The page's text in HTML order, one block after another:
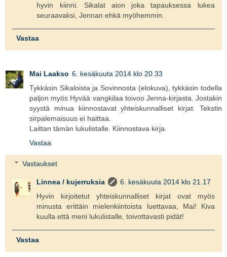
hyvin kiinni. Sikalat aion joka tapauksessa lukea
seuraavaksi, Jennan ehkä myöhemmin.
Vastaa
Mai Laakso 6. kesäkuuta 2014 klo 20.33
Tykkäsin Sikaloista ja Sovinnosta (elokuva), tykkäsin todella
paljon myös Hyvää vangkilaa toivoo Jenna-kirjasta. Jostakin
syystä minua kiinnostavat yhteiskunnalliset kirjat. Tekstin
sirpalemaisuus ei haittaa.
Laittan tämän lukulistalle. Kiinnostava kirja.
Vastaa
Vastaukset
Linnea / kujerruksia
6. kesäkuuta 2014 klo 21.17
Hyvin kirjoitetut yhteiskunnalliset kirjat ovat myös
minusta erittäin mielenkiintoista luettavaa, Mai! Kiva
kuulla että meni lukulistalle, toivottavasti pidät!
Vastaa